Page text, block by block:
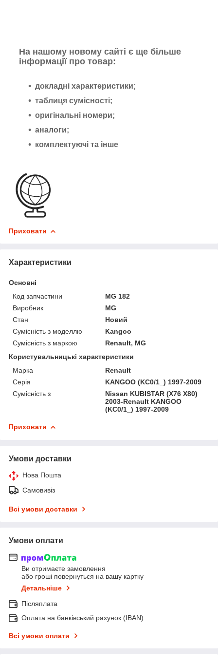
На нашому новому сайті є ще більше
інформації про товар:
докладні характеристики;
таблиця сумісності;
оригінальні номери;
аналоги;
комплектуючі та інше
Приховати
Характеристики
Основні
Код запчастини
MG 182
Виробник
MG
Стан
Новий
Сумісність з моделлю
Kangoo
Сумісність з маркою
Renault, MG
Користувальницькі характеристики
Марка
Renault
Серія
KANGOO (KC0/1_) 1997-2009
Сумісність з
Nissan KUBISTAR (X76 X80)
2003-Renault KANGOO
(KC0/1_) 1997-2009
Приховати
Умови доставки
Нова Пошта
Самовивіз
Всі умови доставки
Умови оплати
Ви отримаєте замовлення
або гроші повернуться на вашу картку
Детальніше
Післяплата
Оплата на банківський рахунок (IBAN)
Всі умови оплати